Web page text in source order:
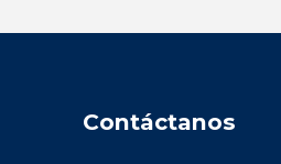
Contáctanos